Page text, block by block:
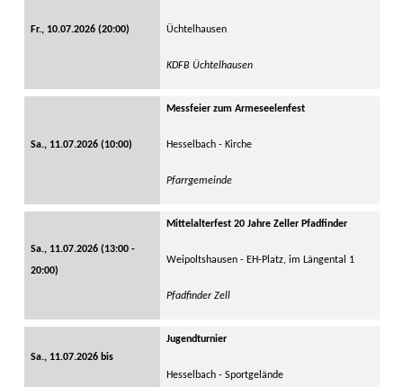
Fr., 10.07.2026 (20:00) Üchtelhausen
KDFB Üchtelhausen
Sa., 11.07.2026 (10:00)
Messfeier zum Armeseelenfest
Hesselbach - Kirche
Pfarrgemeinde
Sa., 11.07.2026 (13:00 -
20:00)
Mittelalterfest 20 Jahre Zeller Pfadfinder
Weipoltshausen - EH-Platz, im Längental 1
Pfadfinder Zell
Sa., 11.07.2026 bis
Jugendturnier
Hesselbach - Sportgelände